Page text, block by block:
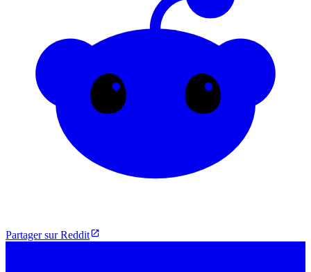
Partager sur Reddit